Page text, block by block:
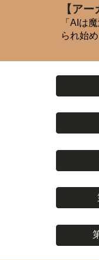
【ア
「AIは
られ始